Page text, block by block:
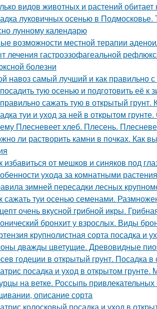
видов животных и растений
луковичных осенью в
лунному календарю
возможности местной терапии
лечения гастроэзофагеальной
болезни
навоз самый лучший и как правильно
тую осенью и подготовить её к
сажать тую в открытый
туи и уход за ней в открытом
Плесневеет хлеб. Плесень.
ли растворить камни в почках. Как
избавиться от мешков и синяков под
ухода за комнатными
зимней пересадки лесных
сажать туи осенью семенами.
очень вкусной грибной икры.
бронхит у взрослых. Виды
крупнолистная сорта посадка и
дважды цветущие. Древовидные
годеции в открытый грунт. Посадка в
посадка и уход в открытом грунте.
на ветке. Россыпь
описание сорта